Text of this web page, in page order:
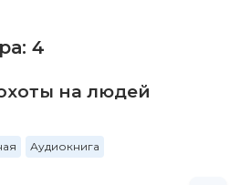
4
на людей
Аудиокнига